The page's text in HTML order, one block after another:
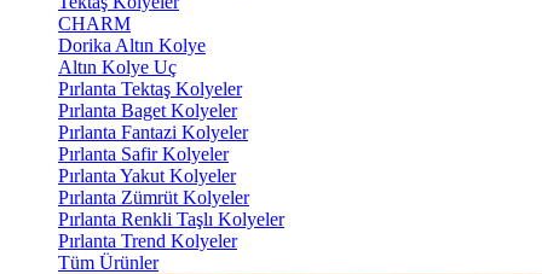
CHARM
Dorika Altın Kolye
Altın Kolye Uç
Pırlanta Tektaş Kolyeler
Pırlanta Baget Kolyeler
Pırlanta Fantazi Kolyeler
Pırlanta Safir Kolyeler
Pırlanta Yakut Kolyeler
Pırlanta Zümrüt Kolyeler
Pırlanta Renkli Taşlı Kolyeler
Pırlanta Trend Kolyeler
Tüm Ürünler